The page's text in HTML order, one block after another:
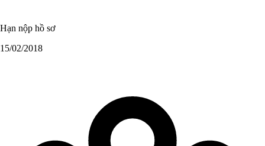
Hạn nộp hồ sơ
15/02/2018